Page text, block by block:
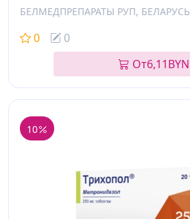
БЕЛМЕДПРЕПАРАТЫ РУП, БЕЛАРУСЬ
0 0
От6,11BYN
10